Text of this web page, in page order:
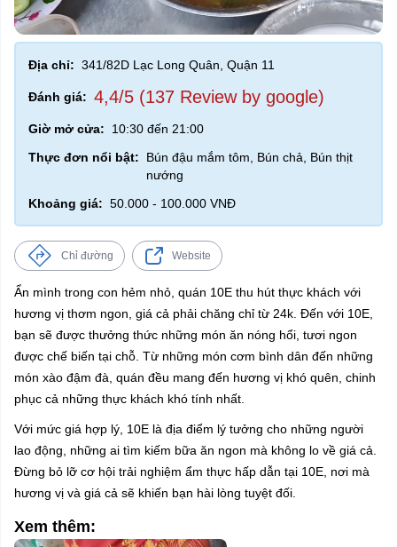
Địa chỉ: 341/82D Lạc Long Quân, Quận 11
Đánh giá: 4,4/5 (137 Review by google)
Giờ mở cửa:
10:30 đến 21:00
Thực đơn nổi bật:
Bún đậu mắm tôm, Bún chả, Bún thịt
nướng
Khoảng giá: 50.000 - 100.000 VNĐ
Chỉ đường Website
Ẩn mình trong con hẻm nhỏ, quán 10E thu hút thực khách với
hương vị thơm ngon, giá cả phải chăng chỉ từ 24k. Đến với 10E,
bạn sẽ được thưởng thức những món ăn nóng hổi, tươi ngon
được chế biến tại chỗ. Từ những món cơm bình dân đến những
món xào đậm đà, quán đều mang đến hương vị khó quên, chinh
phục cả những thực khách khó tính nhất.
Với mức giá hợp lý, 10E là địa điểm lý tưởng cho những người
lao động, những ai tìm kiếm bữa ăn ngon mà không lo về giá cả.
Đừng bỏ lỡ cơ hội trải nghiệm ẩm thực hấp dẫn tại 10E, nơi mà
hương vị và giá cả sẽ khiến bạn hài lòng tuyệt đối.
Xem thêm: